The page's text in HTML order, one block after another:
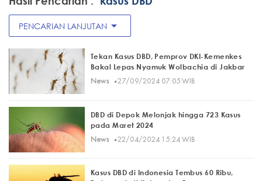
PENCARIAN LANJUTAN arrow_drop_down
Tekan Kasus DBD, Pemprov DKI-Kemenkes
Bakal Lepas Nyamuk Wolbachia di Jakbar
News· 27/09/2024 07:05 WIB
DBD di Depok Melonjak hingga 723 Kasus
pada Maret 2024
News· 22/04/2024 15:24 WIB
Kasus DBD di Indonesia Tembus 60 Ribu,